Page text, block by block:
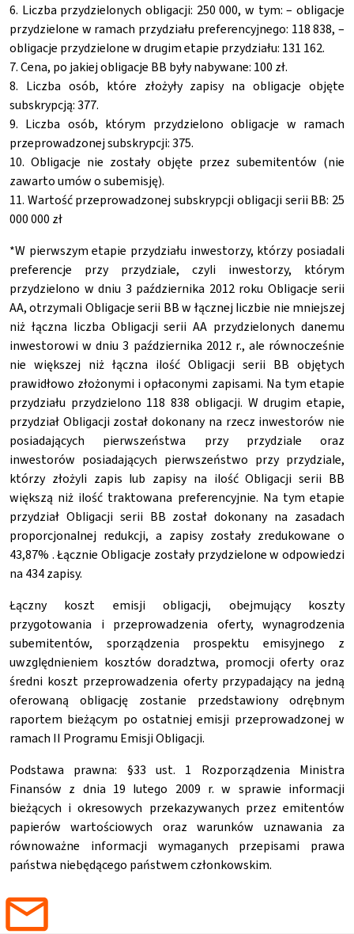
6. Liczba przydzielonych obligacji: 250 000, w tym: – obligacje
przydzielone w ramach przydziału preferencyjnego: 118 838, –
obligacje przydzielone w drugim etapie przydziału: 131 162.
7. Cena, po jakiej obligacje BB były nabywane: 100 zł.
8. Liczba osób, które złożyły zapisy na obligacje objęte
subskrypcją: 377.
9. Liczba osób, którym przydzielono obligacje w ramach
przeprowadzonej subskrypcji: 375.
10. Obligacje nie zostały objęte przez subemitentów (nie
zawarto umów o subemisję).
11. Wartość przeprowadzonej subskrypcji obligacji serii BB: 25
000 000 zł
*W pierwszym etapie przydziału inwestorzy, którzy posiadali
preferencje przy przydziale, czyli inwestorzy, którym
przydzielono w dniu 3 października 2012 roku Obligacje serii
AA, otrzymali Obligacje serii BB w łącznej liczbie nie mniejszej
niż łączna liczba Obligacji serii AA przydzielonych danemu
inwestorowi w dniu 3 października 2012 r., ale równocześnie
nie większej niż łączna ilość Obligacji serii BB objętych
prawidłowo złożonymi i opłaconymi zapisami. Na tym etapie
przydziału przydzielono 118 838 obligacji. W drugim etapie,
przydział Obligacji został dokonany na rzecz inwestorów nie
posiadających pierwszeństwa przy przydziale oraz
inwestorów posiadających pierwszeństwo przy przydziale,
którzy złożyli zapis lub zapisy na ilość Obligacji serii BB
większą niż ilość traktowana preferencyjnie. Na tym etapie
przydział Obligacji serii BB został dokonany na zasadach
proporcjonalnej redukcji, a zapisy zostały zredukowane o
43,87% . Łącznie Obligacje zostały przydzielone w odpowiedzi
na 434 zapisy.
Łączny koszt emisji obligacji, obejmujący koszty
przygotowania i przeprowadzenia oferty, wynagrodzenia
subemitentów, sporządzenia prospektu emisyjnego z
uwzględnieniem kosztów doradztwa, promocji oferty oraz
średni koszt przeprowadzenia oferty przypadający na jedną
oferowaną obligację zostanie przedstawiony odrębnym
raportem bieżącym po ostatniej emisji przeprowadzonej w
ramach II Programu Emisji Obligacji.
Podstawa prawna: §33 ust. 1 Rozporządzenia Ministra
Finansów z dnia 19 lutego 2009 r. w sprawie informacji
bieżących i okresowych przekazywanych przez emitentów
papierów wartościowych oraz warunków uznawania za
równoważne informacji wymaganych przepisami prawa
państwa niebędącego państwem członkowskim.